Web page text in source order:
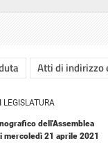
Atti di indirizzo
LEGISLATURA
dell'Assemblea
mercoledì 21 aprile 2021